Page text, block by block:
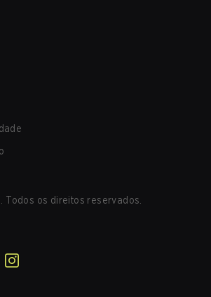
Todos os direitos reservados.